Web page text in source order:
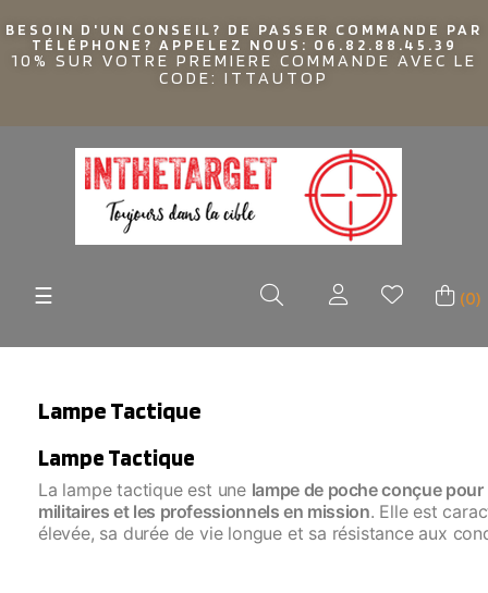
BESOIN D'UN CONSEIL? DE PASSER COMMANDE PAR
TÉLÉPHONE? APPELEZ NOUS: 06.82.88.45.39
10% SUR VOTRE PREMIERE COMMANDE AVEC LE
CODE: ITTAUTOP
Basculer
☰ (0)
Lampe Tactique
Lampe Tactique
La lampe tactique est une lampe de poche conçue pour
militaires et les professionnels en mission. Elle est
élevée, sa durée de vie longue et sa résistance aux